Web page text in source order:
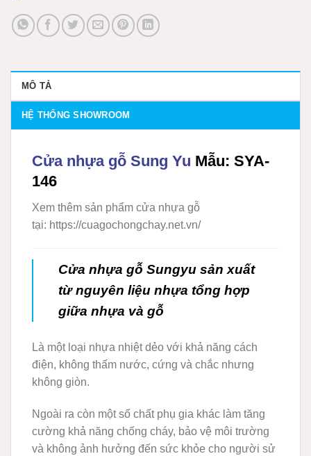
MÔ TẢ
HỆ THỐNG SHOWROOM
Cửa nhựa gỗ Sung Yu Mẫu: SYA-
146
Xem thêm sản phẩm cửa nhựa gỗ
tại: https://cuagochongchay.net.vn/
Cửa nhựa gỗ Sungyu sản xuất
từ nguyên liệu nhựa tổng hợp
giữa nhựa và gỗ
Là một loại nhựa nhiệt dẻo với khả năng cách
điện, không thấm nước, cứng và chắc nhưng
không giòn.
Ngoài ra còn một số chất phụ gia khác làm tăng
cường khả năng chống cháy, bảo vệ môi trường
và không ảnh hưởng đến sức khỏe cho người sử